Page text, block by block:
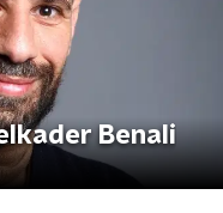
Benali